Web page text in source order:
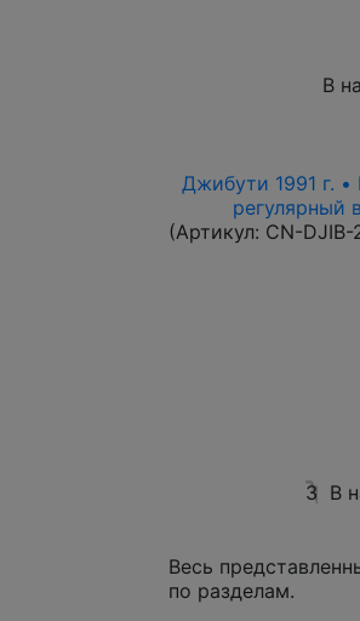
В
Джибути 1991 г.
регулярный
(Артикул: CN-DJIB-
3 В
Весь
по разделам.